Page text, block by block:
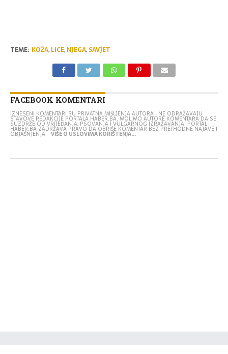
TEME: KOŽA, LICE, NJEGA, SAVJET
FACEBOOK KOMENTARI
IZNESENI KOMENTARI SU PRIVATNA MIŠLJENJA AUTORA I NE ODRAŽAVAJU
STAVOVE REDAKCIJE PORTALA HABER.BA. MOLIMO AUTORE KOMENTARA DA SE
SUZDRŽE OD VRIJEĐANJA, PSOVANJA I VULGARNOG IZRAŽAVANJA. PORTAL
HABER.BA ZADRŽAVA PRAVO DA OBRIŠE KOMENTAR BEZ PRETHODNE NAJAVE I
OBJAŠNJENJA -VIŠE O USLOVIMA KORIŠTENJA...